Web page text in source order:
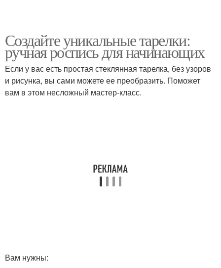
Создайте уникальные тарелки:
ручная роспись для начинающих
Если у вас есть простая стеклянная тарелка, без узоров
и рисунка, вы сами можете ее преобразить. Поможет
вам в этом несложный мастер-класс.
Вам нужны: